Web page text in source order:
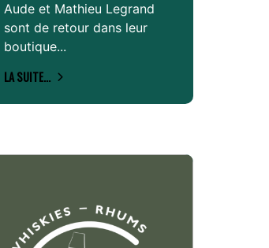
Aude et Mathieu Legrand
sont de retour dans leur
boutique...
LA SUITE...